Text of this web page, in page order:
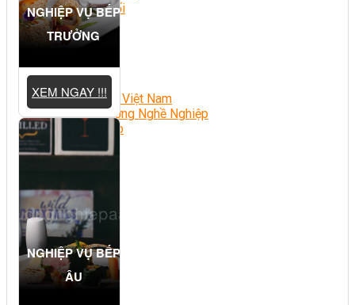
Chè Chuối
Chè Bắp
Chè Đậu
Món Ngon Mỗi Ngày
Ẩm Thực Việt Nam
Định Hướng Nghề Nghiệp
Tổng Hợp
NGHIỆP VỤ BẾP
TRƯỞNG
XEM NGAY !!!
NGHIỆP VỤ BẾP
ÂU